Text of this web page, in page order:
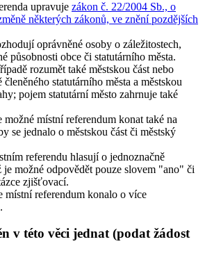
upravuje zákon č. 22/2004 Sb., o
některých zákonů, ve znění pozdějších
oprávněné osoby o záležitostech,
působnosti obce či statutárního města.
rozumět také městskou část nebo
statutárního města a městskou
pojem statutární město zahrnuje také
místní referendum konat také na
se jednalo o městskou část či městský
referendu hlasují o jednoznačně
je možné odpovědět pouze slovem "ano" či
zjišťovací.
místní referendum konalo o více
v této věci jednat (podat žádost